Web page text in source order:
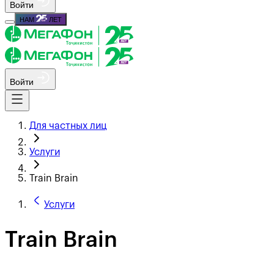
Войти
НАМ ЛЕТ
Войти
Для частных лиц
Услуги
Train Brain
Услуги
Train Brain